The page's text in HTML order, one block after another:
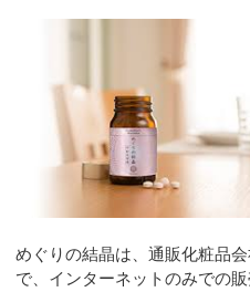
めぐりの結晶は、通販化粧品
で、インターネットのみでの